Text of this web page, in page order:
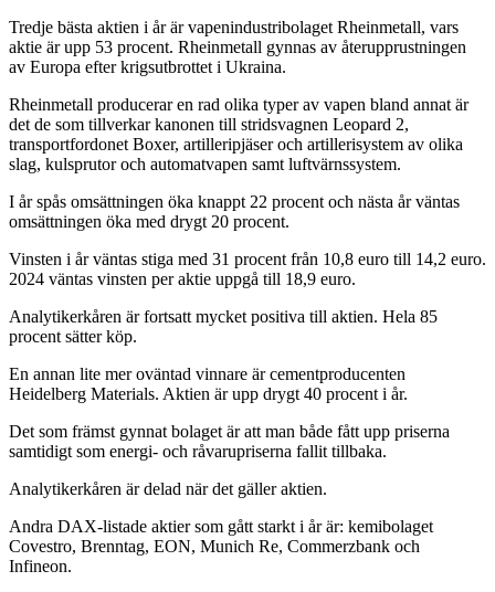
Tredje bästa aktien i år är vapenindustribolaget Rheinmetall, vars
aktie är upp 53 procent. Rheinmetall gynnas av återupprustningen
av Europa efter krigsutbrottet i Ukraina.
Rheinmetall producerar en rad olika typer av vapen bland annat är
det de som tillverkar kanonen till stridsvagnen Leopard 2,
transportfordonet Boxer, artilleripjäser och artillerisystem av olika
slag, kulsprutor och automatvapen samt luftvärnssystem.
I år spås omsättningen öka knappt 22 procent och nästa år väntas
omsättningen öka med drygt 20 procent.
Vinsten i år väntas stiga med 31 procent från 10,8 euro till 14,2 euro.
2024 väntas vinsten per aktie uppgå till 18,9 euro.
Analytikerkåren är fortsatt mycket positiva till aktien. Hela 85
procent sätter köp.
En annan lite mer oväntad vinnare är cementproducenten
Heidelberg Materials. Aktien är upp drygt 40 procent i år.
Det som främst gynnat bolaget är att man både fått upp priserna
samtidigt som energi- och råvarupriserna fallit tillbaka.
Analytikerkåren är delad när det gäller aktien.
Andra DAX-listade aktier som gått starkt i år är: kemibolaget
Covestro, Brenntag, EON, Munich Re, Commerzbank och
Infineon.